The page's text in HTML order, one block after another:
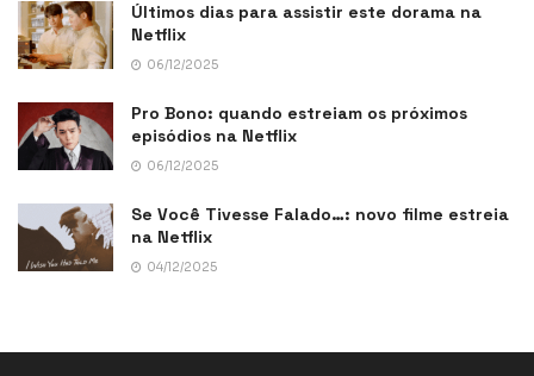
Últimos dias para assistir este dorama na
Netflix
06/12/2025
Pro Bono: quando estreiam os próximos
episódios na Netflix
06/12/2025
Se Você Tivesse Falado…: novo filme estreia
na Netflix
04/12/2025